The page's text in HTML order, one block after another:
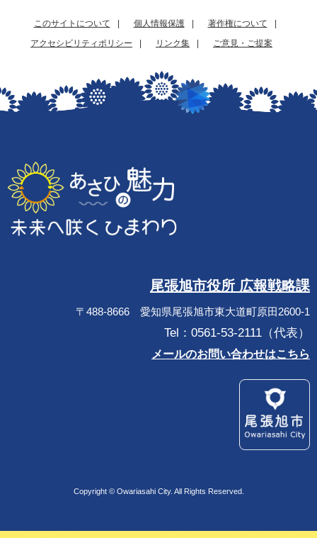
このサイトについて 個人情報保護
著作権について
アクセシビリティポリシー
リンク集 ご意見・ご提案
尾張旭市役所 広報戦略課
〒488-8666 愛知県尾張旭市東大道町原田2600-1
Tel：0561-53-2111（代表）
メールのお問い合わせはこちら
Copyright © Owariasahi City. All Rights Reserved.